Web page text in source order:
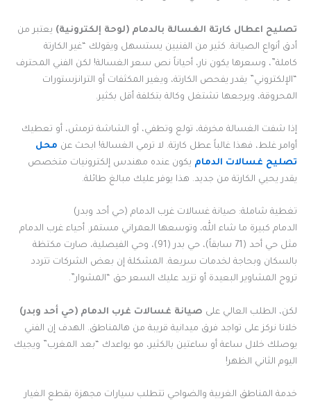
تصليح اعطال كارتة الغسالة بالدمام (لوحة إلكترونية) يعتبر من
أدق أنواع الصيانة. كثير من الفنيين يستسهل ويقولك “غير الكارتة
كاملة”، وسعرها يكون نار، أحياناً نص سعر الغسالة! لكن الفني المحترف
“الإلكتروني” يقدر يفحص الكارتة، ويغير المكثفات أو الترانزستورات
المحروقة، ويرجعها تشتغل وكالة بتكلفة أقل بكثير.
إذا شفت الغسالة مخرفة، تولع وتطفي، أو الشاشة ترمش، أو تعطيك
أوامر غلط، فهذا غالباً عطل كارتة. لا ترمي الغسالة! ابحث عن محل
تصليح غسالات الدمام يكون عنده مهندس إلكترونيات متخصص
يقدر يحيي الكارتة من جديد. هذا يوفر عليك مبالغ طائلة.
تغطية شاملة: صيانة غسالات غرب الدمام (حي أحد وبدر)
الدمام كبيرة ما شاء الله، وتوسعها العمراني مستمر. أحياء غرب الدمام
مثل حي أحد (71 سابقاً)، حي بدر (91)، وحي الفيصلية، صارت مكتظة
بالسكان وبحاجة لخدمات سريعة. المشكلة إن بعض الشركات تتردد
تروح المشاوير البعيدة أو تزيد عليك السعر حق “المشوار”.
لكن، الطلب العالي على صيانة غسالات غرب الدمام (حي أحد وبدر)
خلانا نركز على تواجد فرق ميدانية قريبة من هالمناطق. الهدف إن الفني
يوصلك خلال ساعة أو ساعتين بالكثير، مو يواعدك “بعد المغرب” ويجيك
اليوم الثاني الظهر!
خدمة المناطق الغربية والضواحي تتطلب سيارات مجهزة بقطع الغيار